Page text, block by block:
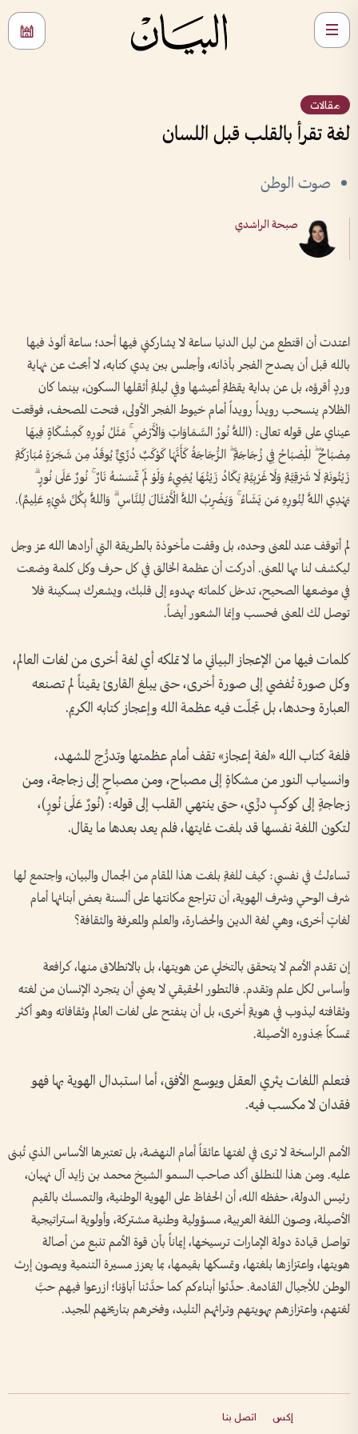
مقالات
لغة تقرأ بالقلب قبل اللسان
صوت الوطن
صبحة الراشدي
اعتدت أن اقتطع من ليل الدنيا ساعة لا يشاركني فيها أحد؛ ساعة ألوذ فيها
بالله قبل أن يصدح الفجر بأذانه، وأجلس بين يدي كتابه، لا أبحث عن نهاية
وردٍ أقرؤه، بل عن بداية يقظةٍ أعيشها وفي ليلةٍ أثقلها السكون، بينما كان
الظلام ينسحب رويداً رويداً أمام خيوط الفجر الأولى، فتحت المصحف، فوقعت
عيناي على قوله تعالى: ﴿اللَّهُ نُورُ السَّمَاوَاتِ وَالْأَرْضِ ۚ مَثَلُ نُورِهِ كَمِشْكَاةٍ فِيهَا
مِصْبَاحٌ ۖ الْمِصْبَاحُ فِي زُجَاجَةٍ ۖ الزُّجَاجَةُ كَأَنَّهَا كَوْكَبٌ دُرِّيٌّ يُوقَدُ مِن شَجَرَةٍ مُبَارَكَةٍ
زَيْتُونَةٍ لَا شَرْقِيَّةٍ وَلَا غَرْبِيَّةٍ يَكَادُ زَيْتُهَا يُضِيءُ وَلَوْ لَمْ تَمْسَسْهُ نَارٌ ۚ نُورٌ عَلَىٰ نُورٍ ۗ
يَهْدِي اللَّهُ لِنُورِهِ مَن يَشَاءُ ۚ وَيَضْرِبُ اللَّهُ الْأَمْثَالَ لِلنَّاسِ ۗ وَاللَّهُ بِكُلِّ شَيْءٍ عَلِيمٌ﴾.
لم أتوقف عند المعنى وحده، بل وقفت مأخوذة بالطريقة التي أرادها الله عز وجل
ليكشف لنا بها المعنى. أدركت أن عظمة الخالق في كل حرف وكل كلمة وضعت
في موضعها الصحيح، تدخل كلماته بهدوء إلى قلبك، ويشعرك بسكينة فلا
توصل لك المعنى فحسب وإنما الشعور أيضاً.
كلمات فيها من الإعجاز البياني ما لا تملكه أي لغة أخرى من لغات العالم،
وكل صورة تُفضي إلى صورة أخرى، حتى يبلغ القارئ يقيناً لم تصنعه
العبارة وحدها، بل تجلّت فيه عظمة الله وإعجاز كتابه الكريم.
فلغة كتاب الله «لغة إعجاز» تقف أمام عظمتها وتدرُّج المشهد،
وانسياب النور من مشكاةٍ إلى مصباح، ومن مصباحٍ إلى زجاجة، ومن
زجاجةٍ إلى كوكبٍ درٍّي، حتى ينتهي القلب إلى قوله: ﴿نُورٌ عَلَىٰ نُورٍ﴾،
لتكون اللغة نفسها قد بلغت غايتها، فلم يعد بعدها ما يقال.
تساءلتُ في نفسي: كيف للغةٍ بلغت هذا المقام من الجمال والبيان، واجتمع لها
شرف الوحي وشرف الهوية، أن تتراجع مكانتها على ألسنة بعض أبنائها أمام
لغاتٍ أخرى، وهي لغة الدين والحضارة، والعلم والمعرفة والثقافة؟
إن تقدم الأمم لا يتحقق بالتخلي عن هويتها، بل بالانطلاق منها، كرافعة
وأساس لكل علم وتقدم. فالتطور الحقيقي لا يعني أن يتجرد الإنسان من لغته
وثقافته ليذوب في هويةٍ أخرى، بل أن ينفتح على لغات العالم وثقافاته وهو أكثر
تمسكاً بجذوره الأصيلة.
فتعلم اللغات يثري العقل ويوسع الأفق، أما استبدال الهوية بها فهو
فقدان لا مكسب فيه.
الأمم الراسخة لا ترى في لغتها عائقاً أمام النهضة، بل تعتبرها الأساس الذي تُبنى
عليه. ومن هذا المنطلق أكد صاحب السمو الشيخ محمد بن زايد آل نهيان،
رئيس الدولة، حفظه الله، أن الحفاظ على الهوية الوطنية، والتمسك بالقيم
الأصيلة، وصون اللغة العربية، مسؤولية وطنية مشتركة، وأولوية استراتيجية
تواصل قيادة دولة الإمارات ترسيخها، إيماناً بأن قوة الأمم تنبع من أصالة
هويتها، واعتزازها بلغتها، وتمسكها بقيمها، بما يعزز مسيرة التنمية ويصون إرث
الوطن للأجيال القادمة. حدِّثوا أبناءكم كما حدَّثنا آباؤنا؛ ازرعوا فيهم حبَّ
لغتهم، واعتزازهم بهويتهم وتراثهم التليد، وفخرهم بتاريخهم المجيد.
إكس
اتصل بنا